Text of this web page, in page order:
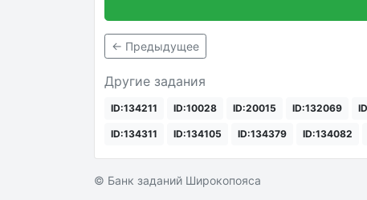
← Предыдущее
Другие задания
ID:134211 ID:10028 ID:20015 ID:132069
ID:134311 ID:134105 ID:134379 ID:134082
© Банк заданий Широкопояса